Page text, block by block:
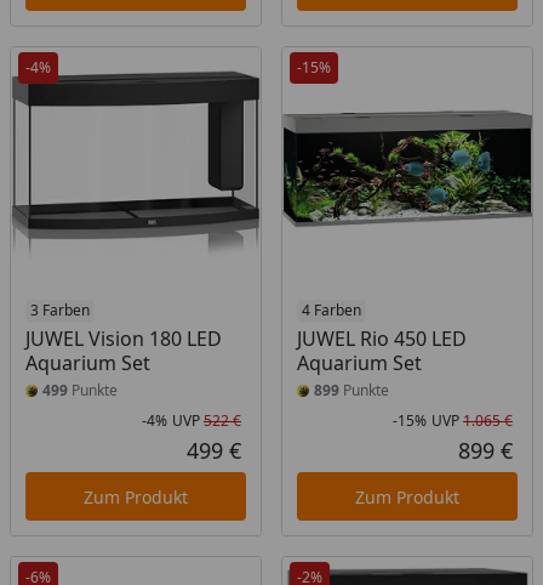
-4%
3 Farben
JUWEL Vision 180 LED
Aquarium Set
499 Punkte
Rabatt in Prozent
-4%
Ursprünglicher Preis
UVP522 €
Aktueller Preis
499 €
Zum Produkt
-15%
4 Farben
JUWEL Rio 450 LED
Aquarium Set
899Punkte
-15% UVP1.065 €
899 €
Zum Produkt
-6% -2%